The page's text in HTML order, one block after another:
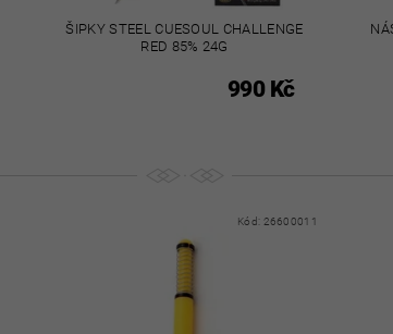
ŠIPKY STEEL CUESOUL CHALLENGE
RED 85% 24G
990 Kč
Kód: 26600011